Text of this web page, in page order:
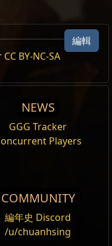
近敵人，並對可暈眩
擊中
標。該投射物會在撞擊
其後方扇形範圍發散出
24h volume traded
編輯
CC BY-NC-SA
NEWS
GGG Tracker
Players
COMMUNITY
編年史 Discord
/u/chuanhsing